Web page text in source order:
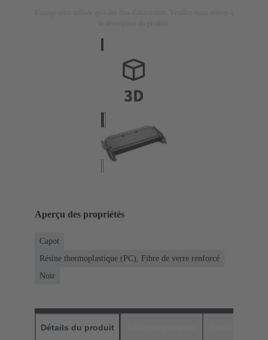
Aperçu des propriétés
Capot
Résine thermoplastique (PC), Fibre de verre renforcé
Noir
Détails du produit